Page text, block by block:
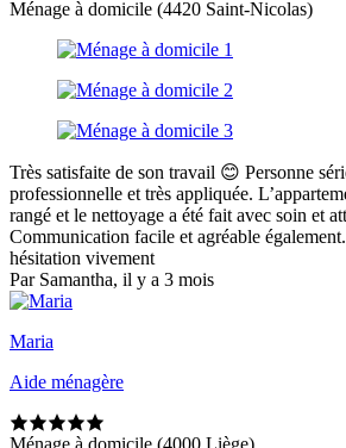
Ménage à domicile (4420 Saint-Nicolas)
Très satisfaite de son travail 😊 Personne
professionnelle et très appliquée.
rangé et le nettoyage a été fait avec soin et
Communication facile et agréable
hésitation vivement
Par Samantha, il y a 3 mois
Maria
Aide ménagère
Ménage à domicile (4000 Liège)